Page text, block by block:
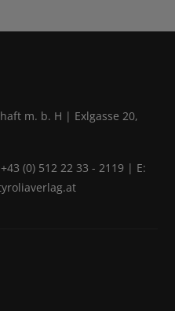
m. b. H | Exlgasse 20,
(0) 512 22 33 - 2119 | E: